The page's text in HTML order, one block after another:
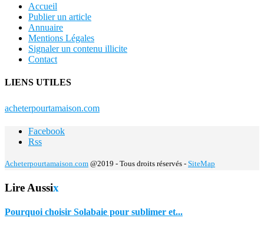
Accueil
Publier un article
Annuaire
Mentions Légales
Signaler un contenu illicite
Contact
LIENS UTILES
acheterpourtamaison.com
Facebook
Rss
Acheterpourtamaison.com @2019 - Tous droits réservés - SiteMap
Lire Aussix
Pourquoi choisir Solabaie pour sublimer et...